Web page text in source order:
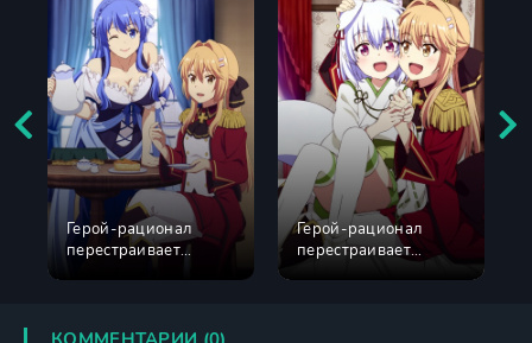
Герой-рационал
перестраивает
Герой-рационал
перестраивает